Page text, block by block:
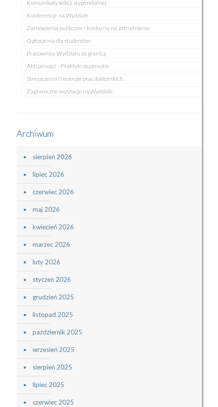
Komunikaty sekcji stypendialnej
Konferencje na Wydziale
Zamówienia publiczne / konkursy na zatrudnienie
Ogłoszenia dla studentów
Pracownicy Wydziału za granicą
Aktualności – Praktyki studenckie
Streszczenia i recenzje prac doktorskich
Zagraniczne wizytacje na Wydziale
Archiwum
sierpień 2026
lipiec 2026
czerwiec 2026
maj 2026
kwiecień 2026
marzec 2026
luty 2026
styczeń 2026
grudzień 2025
listopad 2025
październik 2025
wrzesień 2025
sierpień 2025
lipiec 2025
czerwiec 2025